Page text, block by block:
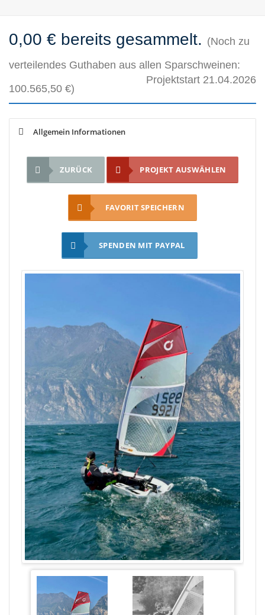
0,00 € bereits gesammelt. (Noch zu
verteilendes Guthaben aus allen Sparschweinen:
100.565,50 €)
Projektstart 21.04.2026
Allgemein Informationen
ZURÜCK PROJEKT AUSWÄHLEN
FAVORIT SPEICHERN
SPENDEN MIT PAYPAL